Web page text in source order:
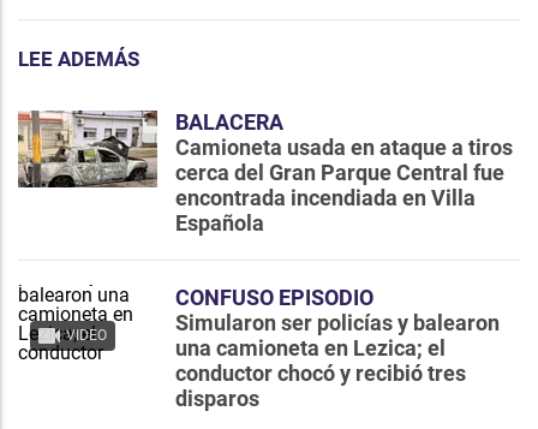
LEE ADEMÁS
BALACERA
Camioneta usada en ataque a tiros
cerca del Gran Parque Central fue
encontrada incendiada en Villa
Española
VIDEO
CONFUSO EPISODIO
Simularon ser policías y balearon
una camioneta en Lezica; el
conductor chocó y recibió tres
disparos